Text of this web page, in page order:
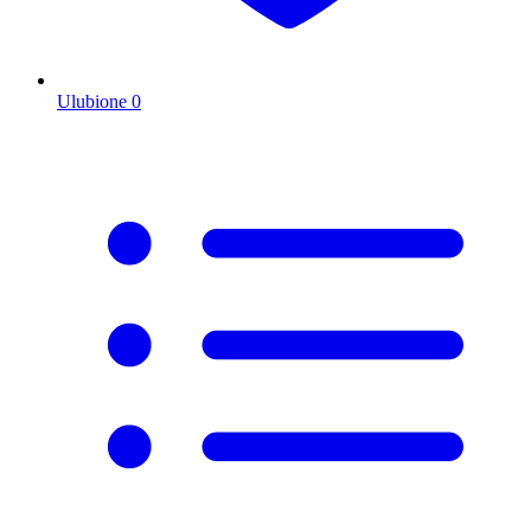
Ulubione 0